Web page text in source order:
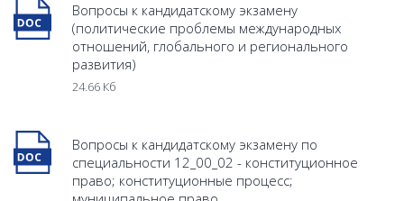
Вопросы к кандидатскому экзамену
(политические проблемы международных
отношений, глобального и регионального
развития)
24.66 Кб
Вопросы к кандидатскому экзамену по
специальности 12_00_02 - конституционное
право; конституционные процесс;